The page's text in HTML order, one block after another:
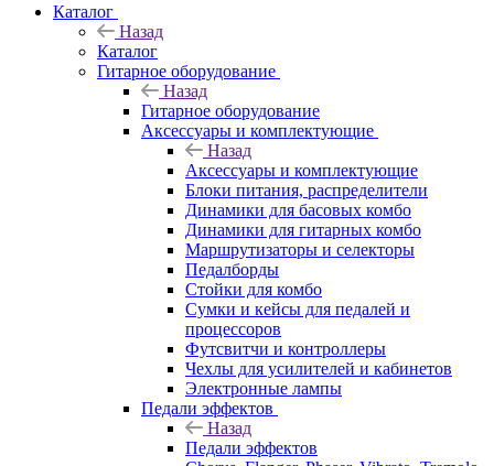
Каталог
Назад
Каталог
Гитарное оборудование
Назад
Гитарное оборудование
Аксессуары и комплектующие
Назад
Аксессуары и комплектующие
Блоки питания, распределители
Динамики для басовых комбо
Динамики для гитарных комбо
Маршрутизаторы и селекторы
Педалборды
Стойки для комбо
Сумки и кейсы для педалей и
процессоров
Футсвитчи и контроллеры
Чехлы для усилителей и кабинетов
Электронные лампы
Педали эффектов
Назад
Педали эффектов